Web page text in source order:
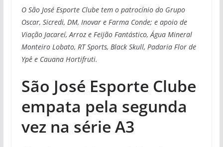
O São José Esporte Clube tem o patrocínio do Grupo
Oscar, Sicredi, DM, Inovar e Farma Conde; e apoio de
Viação Jacareí, Arroz e Feijão Fantástico, Água Mineral
Monteiro Lobato, RT Sports, Black Skull, Padaria Flor de
Ypê e Cauana Hortifruti.
São José Esporte Clube
empata pela segunda
vez na série A3